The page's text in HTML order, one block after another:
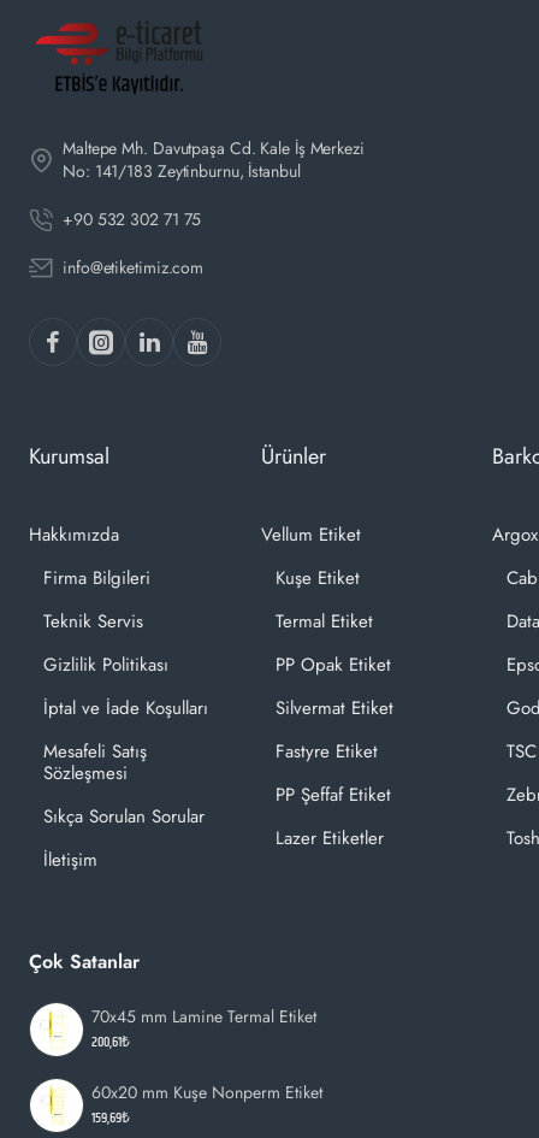
Maltepe Mh. Davutpaşa Cd. Kale İş Merkezi
No: 141/183 Zeytinburnu, İstanbul
+90 532 302 71 75
info@etiketimiz.com
Kurumsal
Hakkımızda
Firma Bilgileri
Teknik Servis
Gizlilik Politikası
İptal ve İade Koşulları
Mesafeli Satış
Sözleşmesi
Sıkça Sorulan Sorular
İletişim
Ürünler
Vellum Etiket
Kuşe Etiket
Termal Etiket
PP Opak Etiket
Silvermat Etiket
Fastyre Etiket
PP Şeffaf Etiket
Lazer Etiketler
Çok Satanlar
70x45 mm Lamine Termal Etiket
200,61₺
60x20 mm Kuşe Nonperm Etiket
159,69₺